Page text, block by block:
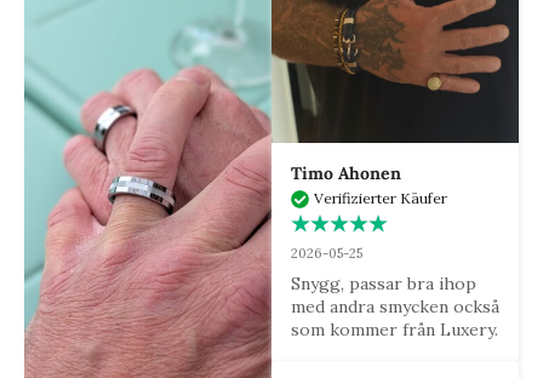
Timo Ahonen
Verifizierter Käufer
2026-05-25
Snygg, passar bra ihop
med andra smycken också
som kommer från Luxery.